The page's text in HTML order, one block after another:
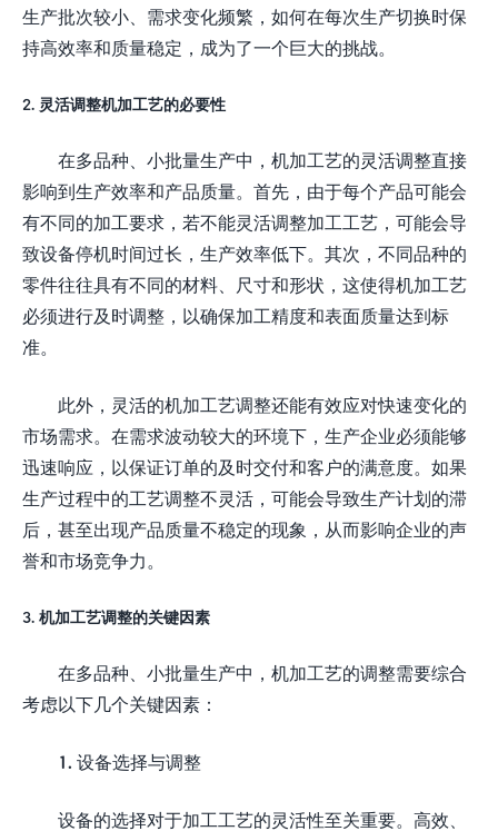
生产批次较小、需求变化频繁，如何在每次生产切换时保
持高效率和质量稳定，成为了一个巨大的挑战。
2. 灵活调整机加工艺的必要性
在多品种、小批量生产中，机加工艺的灵活调整直接
影响到生产效率和产品质量。首先，由于每个产品可能会
有不同的加工要求，若不能灵活调整加工工艺，可能会导
致设备停机时间过长，生产效率低下。其次，不同品种的
零件往往具有不同的材料、尺寸和形状，这使得机加工艺
必须进行及时调整，以确保加工精度和表面质量达到标
准。
此外，灵活的机加工艺调整还能有效应对快速变化的
市场需求。在需求波动较大的环境下，生产企业必须能够
迅速响应，以保证订单的及时交付和客户的满意度。如果
生产过程中的工艺调整不灵活，可能会导致生产计划的滞
后，甚至出现产品质量不稳定的现象，从而影响企业的声
誉和市场竞争力。
3. 机加工艺调整的关键因素
在多品种、小批量生产中，机加工艺的调整需要综合
考虑以下几个关键因素：
1. 设备选择与调整
设备的选择对于加工工艺的灵活性至关重要。高效、